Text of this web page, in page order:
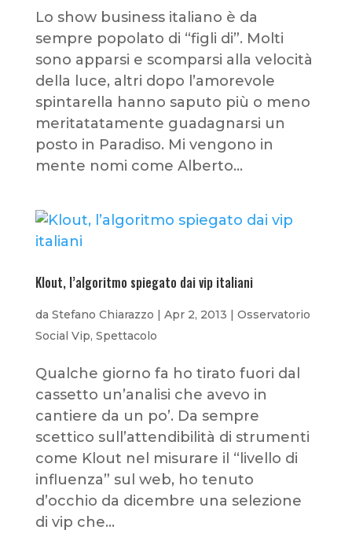
Lo show business italiano è da
sempre popolato di “figli di”. Molti
sono apparsi e scomparsi alla velocità
della luce, altri dopo l’amorevole
spintarella hanno saputo più o meno
meritatatamente guadagnarsi un
posto in Paradiso. Mi vengono in
mente nomi come Alberto...
Klout, l’algoritmo spiegato dai vip italiani
da Stefano Chiarazzo | Apr 2, 2013 | Osservatorio
Social Vip, Spettacolo
Qualche giorno fa ho tirato fuori dal
cassetto un’analisi che avevo in
cantiere da un po’. Da sempre
scettico sull’attendibilità di strumenti
come Klout nel misurare il “livello di
influenza” sul web, ho tenuto
d’occhio da dicembre una selezione
di vip che...